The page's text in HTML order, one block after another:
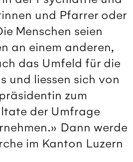
und Pfarrer oder
Menschen seien
an einem anderen,
das Umfeld für die
und liessen sich von
zum
der Umfrage
Dann werde
im Kanton Luzern